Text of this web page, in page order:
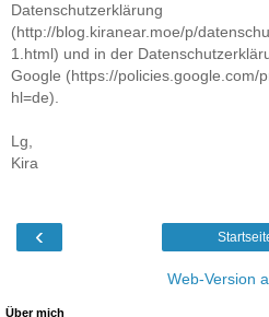
Datenschutzerklärung
(http://blog.kiranear.moe/p/
1.html) und in der
Google (https://policies.google.com/
hl=de).
Lg,
Kira
‹
Web-Version
Über mich